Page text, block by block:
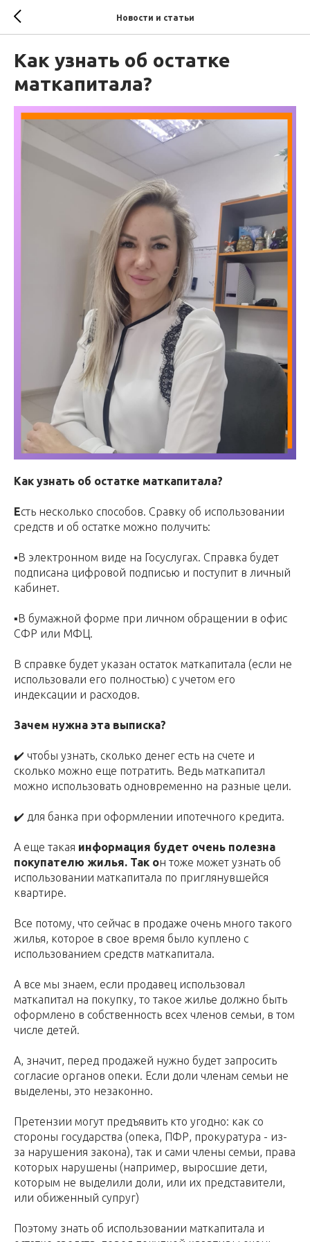
Новости и статьи
Как узнать об остатке
маткапитала?
Как узнать об остатке маткапитала?
Есть несколько способов. Сравку об использовании
средств и об остатке можно получить:
▪️В электронном виде на Госуслугах. Справка будет
подписана цифровой подписью и поступит в личный
кабинет.
▪️В бумажной форме при личном обращении в офис
СФР или МФЦ.
В справке будет указан остаток маткапитала (если не
использовали его полностью) с учетом его
индексации и расходов.
Зачем нужна эта выписка?
✔️ чтобы узнать, сколько денег есть на счете и
сколько можно еще потратить. Ведь маткапитал
можно использовать одновременно на разные цели.
✔️ для банка при оформлении ипотечного кредита.
А еще такая информация будет очень полезна
покупателю жилья. Так он тоже может узнать об
использовании маткапитала по приглянувшейся
квартире.
Все потому, что сейчас в продаже очень много такого
жилья, которое в свое время было куплено с
использованием средств маткапитала.
А все мы знаем, если продавец использовал
маткапитал на покупку, то такое жилье должно быть
оформлено в собственность всех членов семьи, в том
числе детей.
А, значит, перед продажей нужно будет запросить
согласие органов опеки. Если доли членам семьи не
выделены, это незаконно.
Претензии могут предъявить кто угодно: как со
стороны государства (опека, ПФР, прокуратура - из-
за нарушения закона), так и сами члены семьи, права
которых нарушены (например, выросшие дети,
которым не выделили доли, или их представители,
или обиженный супруг)
Поэтому знать об использовании маткапитала и